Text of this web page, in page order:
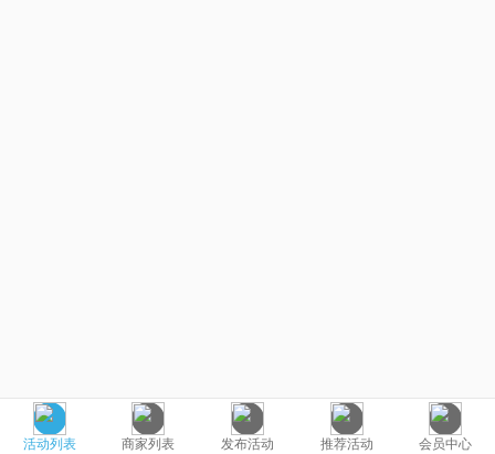
活动列表 商家列表 发布活动 推荐活动 会员中心